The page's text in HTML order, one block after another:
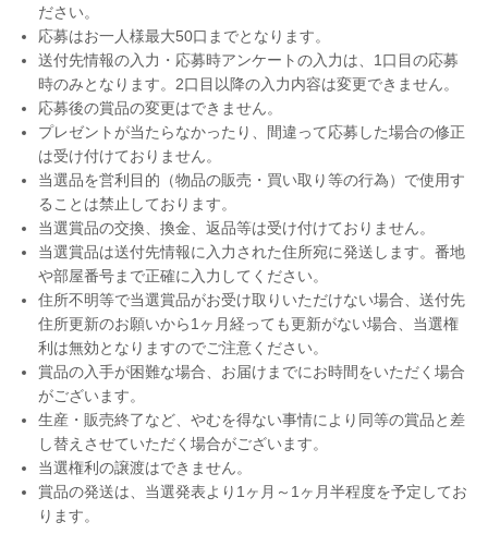
ださい。
応募はお一人様最大50口までとなります。
送付先情報の入力・応募時アンケートの入力は、1口目の応募
時のみとなります。2口目以降の入力内容は変更できません。
応募後の賞品の変更はできません。
プレゼントが当たらなかったり、間違って応募した場合の修正
は受け付けておりません。
当選品を営利目的（物品の販売・買い取り等の行為）で使用す
ることは禁止しております。
当選賞品の交換、換金、返品等は受け付けておりません。
当選賞品は送付先情報に入力された住所宛に発送します。番地
や部屋番号まで正確に入力してください。
住所不明等で当選賞品がお受け取りいただけない場合、送付先
住所更新のお願いから1ヶ月経っても更新がない場合、当選権
利は無効となりますのでご注意ください。
賞品の入手が困難な場合、お届けまでにお時間をいただく場合
がございます。
生産・販売終了など、やむを得ない事情により同等の賞品と差
し替えさせていただく場合がございます。
当選権利の譲渡はできません。
賞品の発送は、当選発表より1ヶ月～1ヶ月半程度を予定してお
ります。